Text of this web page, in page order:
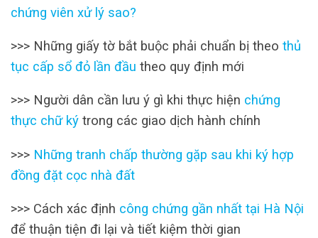
chứng viên xử lý sao?
>>> Những giấy tờ bắt buộc phải chuẩn bị theo thủ
tục cấp sổ đỏ lần đầu theo quy định mới
>>> Người dân cần lưu ý gì khi thực hiện chứng
thực chữ ký trong các giao dịch hành chính
>>> Những tranh chấp thường gặp sau khi ký hợp
đồng đặt cọc nhà đất
>>> Cách xác định công chứng gần nhất tại Hà Nội
để thuận tiện đi lại và tiết kiệm thời gian